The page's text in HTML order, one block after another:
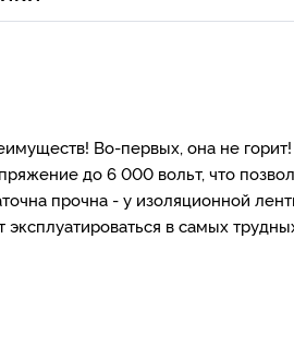
Во-первых, она не
до 6 000 вольт, что
прочна - у изоляционной
в самых